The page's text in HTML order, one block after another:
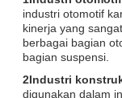
industri otomotif
kinerja yang
berbagai bagian
bagian suspensi.
2Industri
digunakan dalam